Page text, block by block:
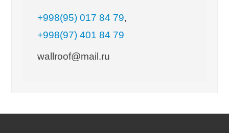
+998(95) 017 84 79,
+998(97) 401 84 79
wallroof@mail.ru